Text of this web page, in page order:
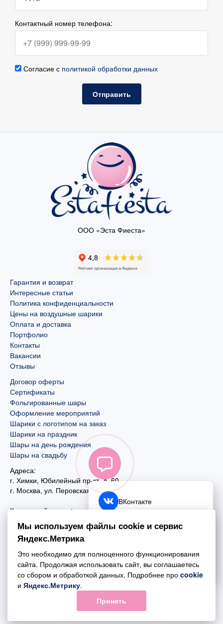
Контактный номер телефона:
Согласие с политикой обработки данных
Отправить
ООО «Эста Фиеста»
Гарантия и возврат
Интересные статьи
Политика конфиденциальности
Цены на воздушные шарики
Оплата и доставка
Портфолио
Контакты
Вакансии
Отзывы
Договор оферты
Сертификаты
Фольгированные шары
Оформление мероприятий
Шарики с логотипом на заказ
Шарики на праздник
Шары на день рождения
Шары на свадьбу
Адреса:
г. Химки, Юбилейный пр-кт, д. 60
г. Москва, ул. Перовская, д. 59
Контактный номер:
+7 (495) 970-44-75
Почта:
mail@esta-fiesta.ru
Режим работы интернет-магазина:
ПН-ВС с 09:00 до 21:00
ВКонтакте
Telegram
Обратный звонок
Мы используем файлы cookie и сервис
Яндекс.Метрика
Это необходимо для полноценного функционирования
сайта. Продолжая использовать сайт, вы соглашаетесь
со сбором и обработкой данных. Подробнее про cookie
и Яндекс.Метрику.
Принять